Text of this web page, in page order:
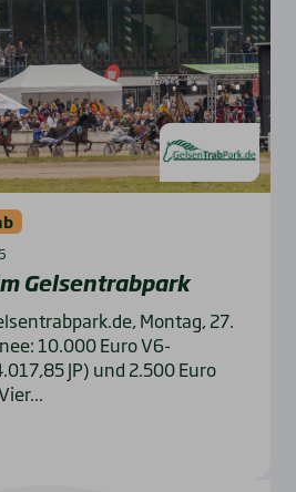
Gel­sen­trab­park
Montag, 27.
10.000 Euro V6-
JP) und 2.500 Euro